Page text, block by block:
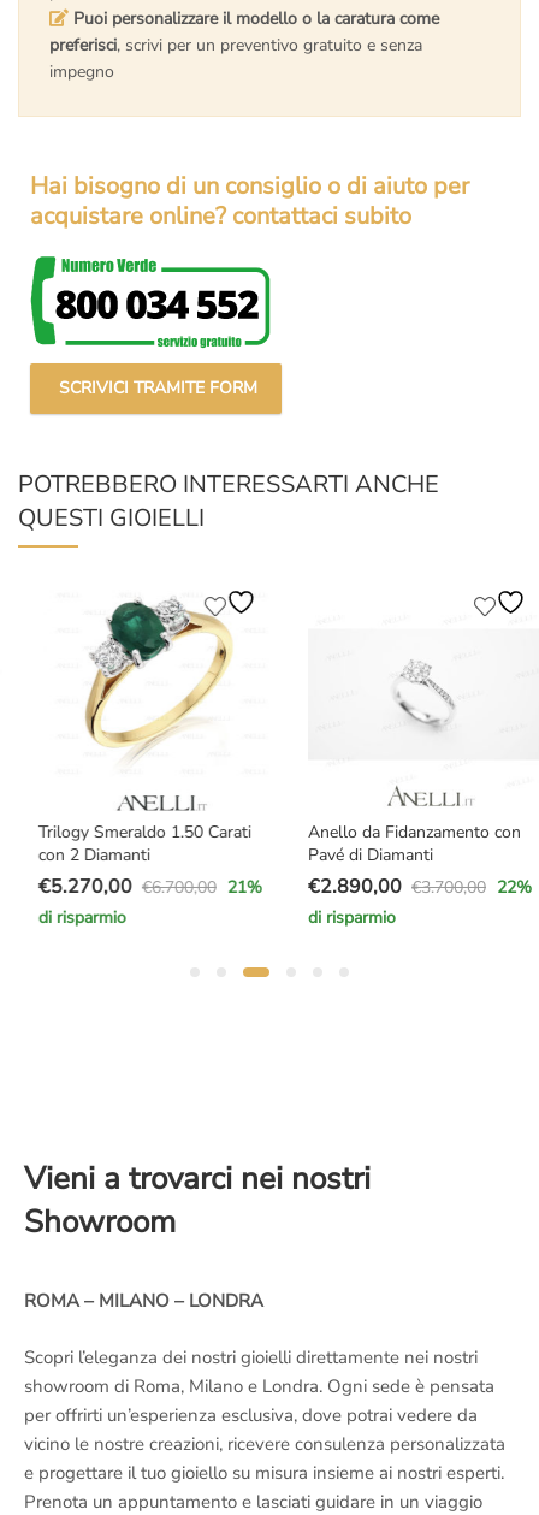
Puoi personalizzare il modello o la caratura come
preferisci, scrivi per un preventivo gratuito e senza
impegno
Hai bisogno di un consiglio o di aiuto per
acquistare online? contattaci subito
SCRIVICI TRAMITE FORM
POTREBBERO INTERESSARTI ANCHE
QUESTI GIOIELLI
Trilogy Smeraldo 1.50 Carati
con 2 Diamanti
€6.700,00
prezzo
5.270,00
prezzo
21 %
di risparmio
Anello da Fidanzamento con
Pavé di Diamanti
€3.700,00
prezzo
2.890,00
prezzo
22 %
di risparmio
Vieni a trovarci nei nostri
Showroom
ROMA – MILANO – LONDRA
Scopri l’eleganza dei nostri gioielli direttamente nei nostri
showroom di Roma, Milano e Londra. Ogni sede è pensata
per offrirti un’esperienza esclusiva, dove potrai vedere da
vicino le nostre creazioni, ricevere consulenza personalizzata
e progettare il tuo gioiello su misura insieme ai nostri esperti.
Prenota un appuntamento e lasciati guidare in un viaggio